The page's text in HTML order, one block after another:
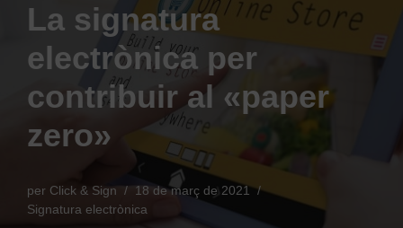
La signatura
electrònica per
contribuir al «paper
zero»
per Click & Sign
18 de març de 2021
Signatura electrònica